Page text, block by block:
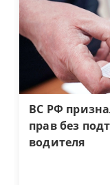
ВС РФ
прав без
водителя